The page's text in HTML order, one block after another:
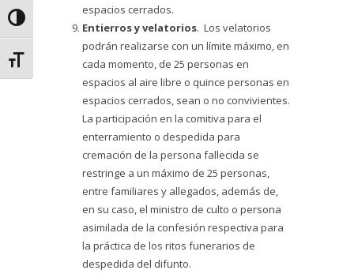
Alternar alto contraste
Alternar tamaño de letra
espacios cerrados.
Entierros y velatorios. Los velatorios
podrán realizarse con un límite máximo, en
cada momento, de 25 personas en
espacios al aire libre o quince personas en
espacios cerrados, sean o no convivientes.
La participación en la comitiva para el
enterramiento o despedida para
cremación de la persona fallecida se
restringe a un máximo de 25 personas,
entre familiares y allegados, además de,
en su caso, el ministro de culto o persona
asimilada de la confesión respectiva para
la práctica de los ritos funerarios de
despedida del difunto.